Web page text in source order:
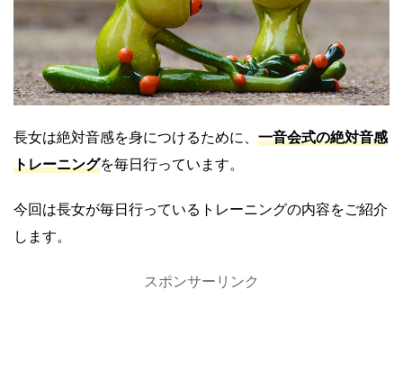
長女は絶対音感を身につけるために、 一音会式の絶対音感
トレーニングを毎日行っています。
今回は長女が毎日行っているトレーニングの内容をご紹介
します。
スポンサーリンク